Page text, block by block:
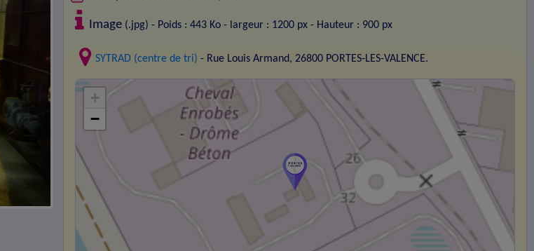
Image (.jpg) - Poids : 443 Ko - largeur : 1200 px - Hauteur : 900 px
SYTRAD (centre de tri) - Rue Louis Armand, 26800 PORTES-LES-VALENCE.
+
−